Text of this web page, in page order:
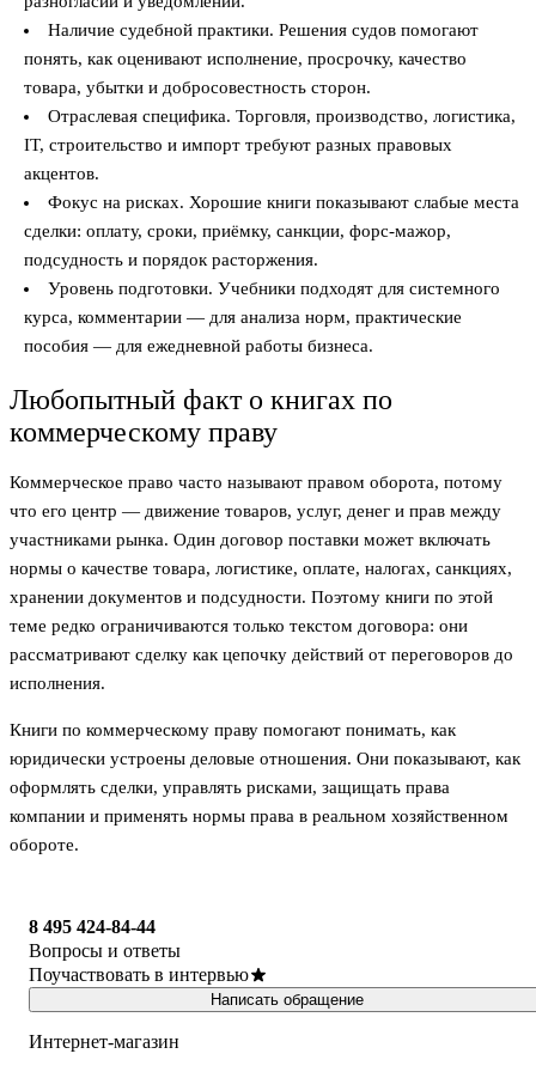
Наличие судебной практики. Решения судов помогают
понять, как оценивают исполнение, просрочку, качество
товара, убытки и добросовестность сторон.
Отраслевая специфика. Торговля, производство, логистика,
IT, строительство и импорт требуют разных правовых
акцентов.
Фокус на рисках. Хорошие книги показывают слабые места
сделки: оплату, сроки, приёмку, санкции, форс-мажор,
подсудность и порядок расторжения.
Уровень подготовки. Учебники подходят для системного
курса, комментарии — для анализа норм, практические
пособия — для ежедневной работы бизнеса.
Любопытный факт о книгах по
коммерческому праву
Коммерческое право часто называют правом оборота, потому
что его центр — движение товаров, услуг, денег и прав между
участниками рынка. Один договор поставки может включать
нормы о качестве товара, логистике, оплате, налогах, санкциях,
хранении документов и подсудности. Поэтому книги по этой
теме редко ограничиваются только текстом договора: они
рассматривают сделку как цепочку действий от переговоров до
исполнения.
Книги по коммерческому праву помогают понимать, как
юридически устроены деловые отношения. Они показывают, как
оформлять сделки, управлять рисками, защищать права
компании и применять нормы права в реальном хозяйственном
обороте.
8 495 424-84-44
Вопросы и ответы
Поучаствовать в интервью
Написать обращение
Интернет-магазин